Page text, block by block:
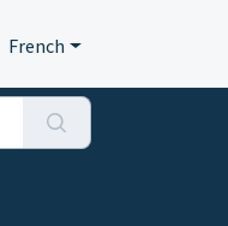
French